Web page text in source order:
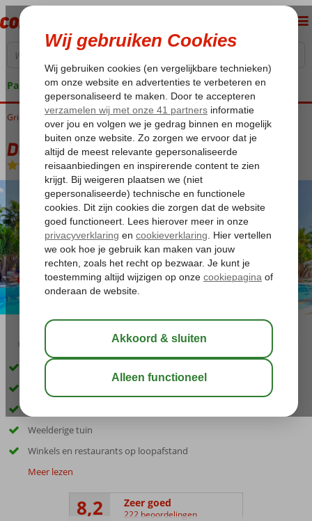
Pakketgarantie
Home
Griekenland Kos Kos-Stad Psalidi Denise Appartementen
Denise Appartementen
Logies-Appartement
03:45 aug 32°C
Op ca. 100 meter van het strand
Kleinschalig complex
Weelderige tuin
Winkels en restaurants op loopafstand
Meer lezen
8,2 Zeer goed
222 beoordelingen